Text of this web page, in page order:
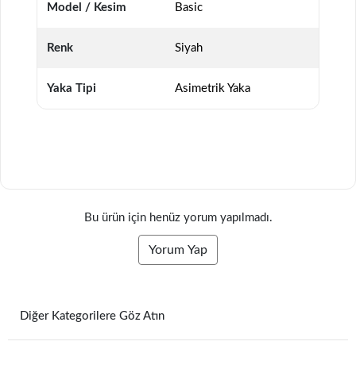
Model / Kesim Basic
Renk Siyah
Yaka Tipi Asimetrik Yaka
Bu ürün için henüz yorum yapılmadı.
Yorum Yap
Diğer Kategorilere Göz Atın